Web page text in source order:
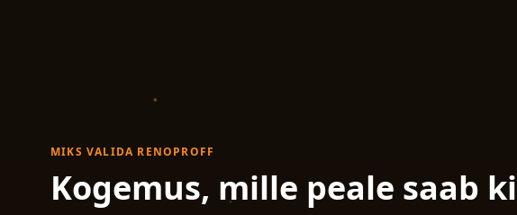
MIKS VALIDA RENOPROFF
Kogemus, mille peale saab